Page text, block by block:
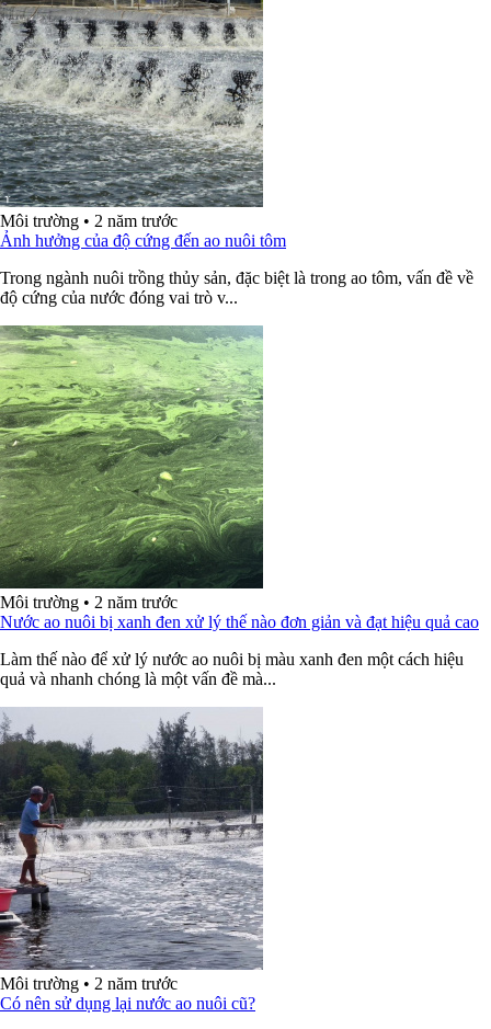
Môi trường • 2 năm trước
Ảnh hưởng của độ cứng đến ao nuôi tôm
Trong ngành nuôi trồng thủy sản, đặc biệt là trong ao tôm, vấn đề về
độ cứng của nước đóng vai trò v...
Môi trường • 2 năm trước
Nước ao nuôi bị xanh đen xử lý thế nào đơn giản và đạt hiệu quả cao
Làm thế nào để xử lý nước ao nuôi bị màu xanh đen một cách hiệu
quả và nhanh chóng là một vấn đề mà...
Môi trường • 2 năm trước
Có nên sử dụng lại nước ao nuôi cũ?